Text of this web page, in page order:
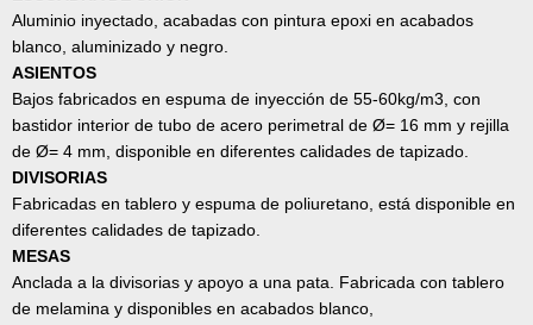
Aluminio inyectado, acabadas con pintura epoxi en acabados
blanco, aluminizado y negro.
ASIENTOS
Bajos fabricados en espuma de inyección de 55-60kg/m3, con
bastidor interior de tubo de acero perimetral de Ø= 16 mm y rejilla
de Ø= 4 mm, disponible en diferentes calidades de tapizado.
DIVISORIAS
Fabricadas en tablero y espuma de poliuretano, está disponible en
diferentes calidades de tapizado.
MESAS
Anclada a la divisorias y apoyo a una pata. Fabricada con tablero
de melamina y disponibles en acabados blanco,